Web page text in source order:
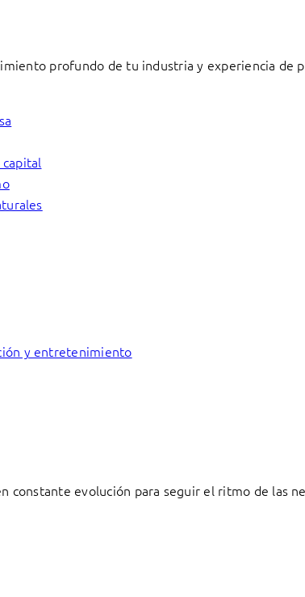
profundo de tu industria y experiencia
y entretenimiento
constante evolución para seguir el ritmo de las